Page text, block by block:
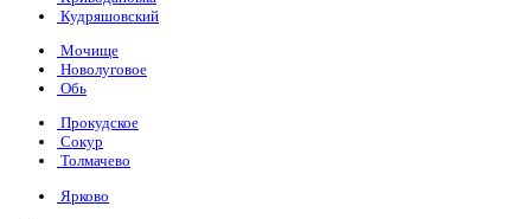
Кудряшовский
Мочище
Новолуговое
Обь
Прокудское
Сокур
Толмачево
Ярково